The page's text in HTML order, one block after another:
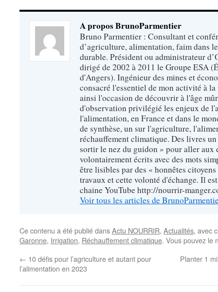
A propos BrunoParmentier
Bruno Parmentier : Consultant et
d’agriculture, alimentation, faim dans
durable. Président ou administrateur
dirigé de 2002 à 2011 le Groupe ESA
d'Angers). Ingénieur des mines et
consacré l'essentiel de mon activité à
ainsi l'occasion de découvrir à l'âge
d'observation privilégié les enjeux de
l'alimentation, en France et dans le
de synthèse, un sur l'agriculture,
réchauffement climatique. Des livres
sortir le nez du guidon » pour aller aux
volontairement écrits avec des mots
être lisibles par des « honnêtes
travaux et cette volonté d'échange. Il
chaine YouTube http://nourrir-
Voir tous les articles de
Ce contenu a été publié dansActu NOURRIR, Actualités, avec
Garonne, Irrigation, Réchauffement climatique. Vous pouvez le
← 10 défis pour l’agriculture et autant pour
l’alimentation en 2023
Planter 1